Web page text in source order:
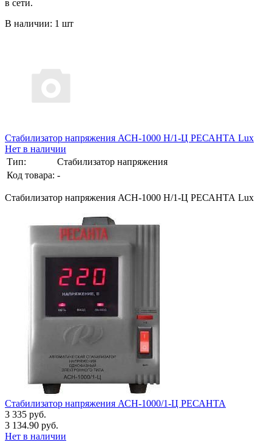
в сети.
В наличии: 1 шт
Стабилизатор напряжения АСН-1000 Н/1-Ц РЕСАНТА Lux
Нет в наличии
Тип:
Стабилизатор напряжения
Код товара: -
Стабилизатор напряжения АСН-1000 Н/1-Ц РЕСАНТА Lux
Стабилизатор напряжения АСН-1000/1-Ц РЕСАНТА
3 335 руб.
3 134.90 руб.
Нет в наличии